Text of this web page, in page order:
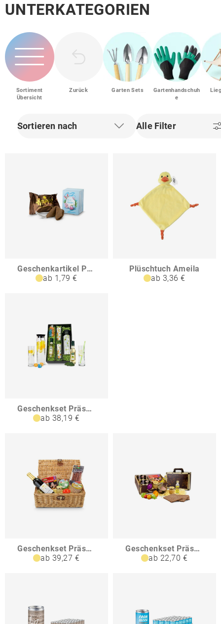
UNTERKATEGORIEN
Sortiment
Übersicht
Zurück Garten Sets
Gartenhandschuh
e
Sortieren nach Alle Filter
Geschenkartikel Präsentartikel Frohe Ostern Glückskeks
ab 1,79 €
Plüschtuch Ameila
ab 3,36 €
Geschenkset Präsenteset Karaffe Frisch Fruchtig
ab 38,19 €
Geschenkset Präsenteset Oster-Picknick
ab 39,27 €
Geschenkset Präsenteset Oster-Reise
ab 22,70 €